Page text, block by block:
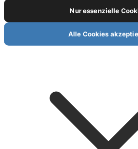
Nur essenzielle
Alle Cookies